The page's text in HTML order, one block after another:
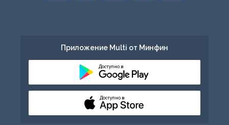
Приложение Multi от Минфин
Доступно в
Доступно в